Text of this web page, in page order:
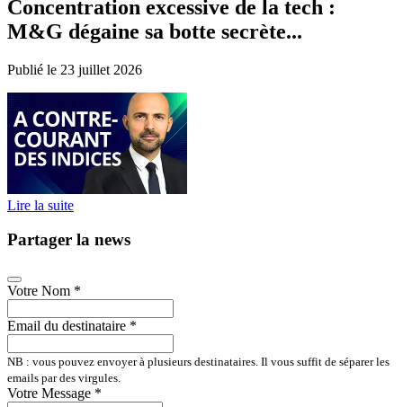
Concentration excessive de la tech :
M&G dégaine sa botte secrète...
Publié le 23 juillet 2026
Lire la suite
Partager la news
Votre Nom *
Email du destinataire *
NB : vous pouvez envoyer à plusieurs destinataires. Il vous suffit de séparer les
emails par des virgules.
Votre Message *